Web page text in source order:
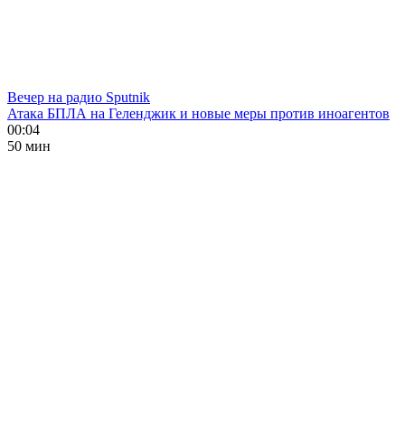
Вечер на радио Sputnik
Атака БПЛА на Геленджик и новые меры против иноагентов
00:04
50 мин